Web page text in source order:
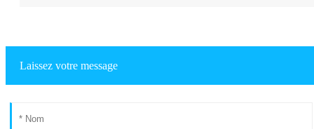
Laissez votre message